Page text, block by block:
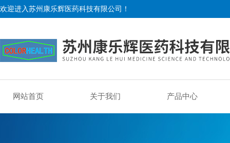
欢迎进入苏州康乐辉医药科技有限公司！
网站首页 关于我们 产品中心